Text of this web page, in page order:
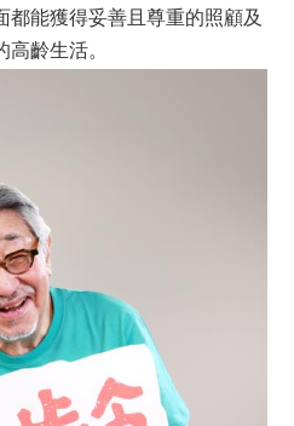
能獲得妥善且尊重的照顧及
齡生活。